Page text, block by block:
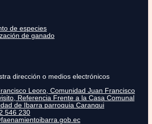
de especies
de ganado
dirección o medios electrónicos
Leoro, Comunidad Juan Francisco
Referencia Frente a la Casa Comunal
de Ibarra parroquia Caranqui
546 230